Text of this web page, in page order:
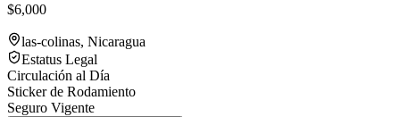
$6,000
las-colinas, Nicaragua
Estatus Legal
Circulación al Día
Sticker de Rodamiento
Seguro Vigente